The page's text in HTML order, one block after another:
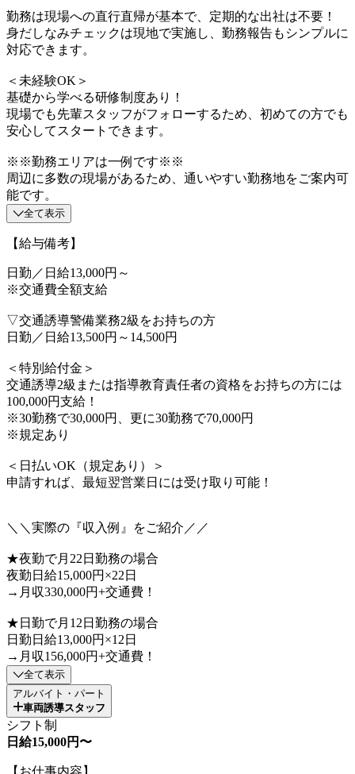
勤務は現場への直行直帰が基本で、定期的な出社は不要！
身だしなみチェックは現地で実施し、勤務報告もシンプルに
対応できます。
＜未経験OK＞
基礎から学べる研修制度あり！
現場でも先輩スタッフがフォローするため、初めての方でも
安心してスタートできます。
※※勤務エリアは一例です※※
周辺に多数の現場があるため、通いやすい勤務地をご案内可
能です。
全て表示
【給与備考】
日勤／日給13,000円～
※交通費全額支給
▽交通誘導警備業務2級をお持ちの方
日勤／日給13,500円～14,500円
＜特別給付金＞
交通誘導2級または指導教育責任者の資格をお持ちの方には
100,000円支給！
※30勤務で30,000円、更に30勤務で70,000円
※規定あり
＜日払いOK（規定あり）＞
申請すれば、最短翌営業日には受け取り可能！
＼＼実際の『収入例』をご紹介／／
★夜勤で月22日勤務の場合
夜勤日給15,000円×22日
→月収330,000円+交通費！
★日勤で月12日勤務の場合
日勤日給13,000円×12日
→月収156,000円+交通費！
全て表示
アルバイト・パート
車両誘導スタッフ
シフト制
日給15,000円〜
【お仕事内容】